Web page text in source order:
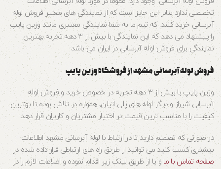
تخصصی ندارد بنابر این جایز است که از نمایندگی های معتبر فروش لوله
آبرسانی خرید کنند. که تیم ما به شما نمایندگی معتبری مانند وزین پایپ
را پیشنهاد می دهد که این نمایندگی با بیش از 3 دهه تجربه بهترین
نمایندگی برای فروش لوله آبرسانی در ایران می باشد
فروش لوله آبرسانی مشهد از فروشگاه وزین پایپ
وزین پایپ با بیش از ۳ دهه تجربه در خصوص خرید و فروش لوله
آبرسانی شیراز و دیگر لوله های پلی اتیلن٬ همواره در تلاش بوده تا بهترین
کیفیت را با مناسب ترین قیمت در اختیار مشتریان و کاربران قرار دهد.
در صورتی که تصمیم دارید تا در ارتباط با لوله آبرسانی مشهد اطلاعات
بیشتری کسب کنید می توانید از طریق راه های ارتباطی قرار داده شده در
صفحه تماس با ما و یا از طریق لینک زیر اقدام نموده و اطلاعات لازم را در